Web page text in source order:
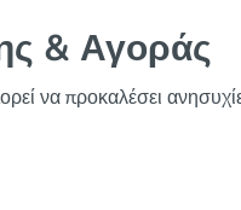
& Αγοράς
να προκαλέσει